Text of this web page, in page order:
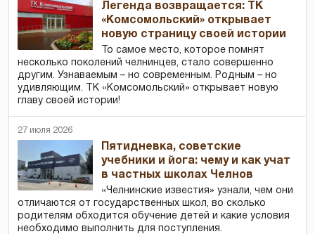
Легенда возвращается: ТК
«Комсомольский» открывает
новую страницу своей истории
То самое место, которое помнят
несколько поколений челнинцев, стало совершенно
другим. Узнаваемым – но современным. Родным – но
удивляющим. ТК «Комсомольский» открывает новую
главу своей истории!
27 июля 2026
Пятидневка, советские
учебники и йога: чему и как учат
в частных школах Челнов
«Челнинские известия» узнали, чем они
отличаются от государственных школ, во сколько
родителям обходится обучение детей и какие условия
необходимо выполнить для поступления.